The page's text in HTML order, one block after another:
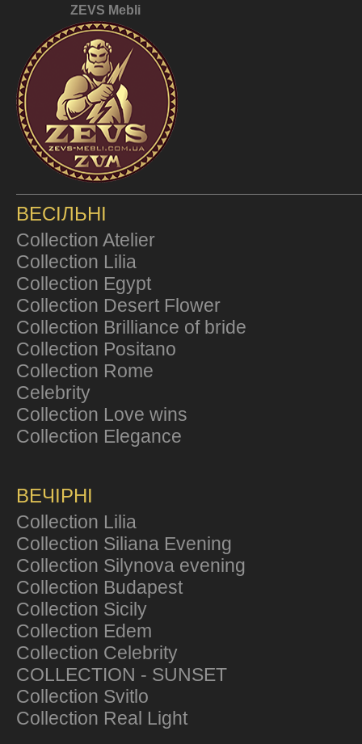
ZEVS Mebli
ВЕСІЛЬНІ
Collection Atelier
Collection Lilia
Collection Egypt
Collection Desert Flower
Collection Brilliance of bride
Collection Positano
Collection Rome
Celebrity
Collection Love wins
Collection Elegance
ВЕЧІРНІ
Collection Lilia
Collection Siliana Evening
Collection Silynova evening
Collection Budapest
Collection Sicily
Collection Edem
Collection Celebrity
COLLECTION - SUNSET
Collection Svitlo
Collection Real Light